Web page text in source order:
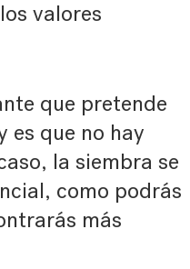
valores
que pretende
es que no hay
la siembra se
como podrás
más